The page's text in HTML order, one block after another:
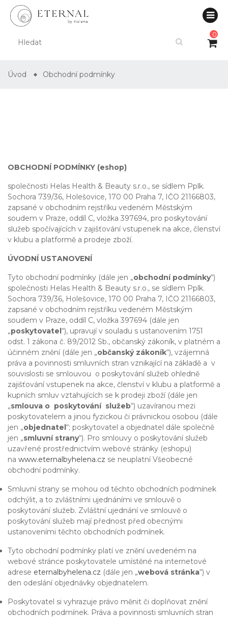
0
Úvod Obchodní podmínky
OBCHODNÍ PODMÍNKY (eshop)
společnosti Helas Health & Beauty s.r.o., se sídlem Pplk.
Sochora 739/36, Holešovice, 170 00 Praha 7, IČO 21166803,
zapsané v obchodním rejstříku vedeném Městským
soudem v Praze, oddíl C, vložka 397694, pro poskytování
služeb spočívajících v zajišťování vstupenek na akce, členství
v klubu a platformě a prodeje zboží.
ÚVODNÍ USTANOVENÍ
Tyto obchodní podmínky (dále jen „obchodní podmínky“)
společnosti Helas Health & Beauty s.r.o., se sídlem Pplk.
Sochora 739/36, Holešovice, 170 00 Praha 7, IČO 21166803,
zapsané v obchodním rejstříku vedeném Městským
soudem v Praze, oddíl C, vložka 397694 (dále jen
„poskytovatel“), upravují v souladu s ustanovením 1751
odst. 1 zákona č. 89/2012 Sb., občanský zákoník, v platném a
účinném znění (dále jen „občanský zákoník“), vzájemná
práva a povinnosti smluvních stran vznikající na základě a v
souvislosti se smlouvou o poskytování služeb ohledně
zajišťování vstupenek na akce, členství v klubu a platformě a
kupních smluv vztahujících se k prodeji zboží (dále jen
„smlouva o poskytování služeb“) uzavíranou mezi
poskytovatelem a jinou fyzickou či právnickou osobou (dále
jen „objednatel“; poskytovatel a objednatel dále společně
jen „smluvní strany“). Pro smlouvy o poskytování služeb
uzavřené prostřednictvím webové stránky (eshopu)
na www.eternalbyhelena.cz se neuplatní Všeobecné
obchodní podmínky.
Smluvní strany se mohou od těchto obchodních podmínek
odchýlit, a to zvláštními ujednáními ve smlouvě o
poskytování služeb. Zvláštní ujednání ve smlouvě o
poskytování služeb mají přednost před obecnými
ustanoveními těchto obchodních podmínek.
Tyto obchodní podmínky platí ve znění uvedeném na
webové stránce poskytovatele umístěné na internetové
adrese eternalbyhelena.cz (dále jen „webová stránka“) v
den odeslání objednávky objednatelem.
Poskytovatel si vyhrazuje právo měnit či doplňovat znění
obchodních podmínek. Práva a povinnosti smluvních stran